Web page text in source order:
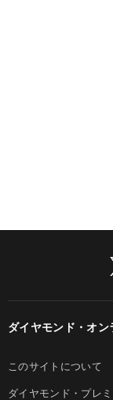
ダイヤモンド・オ
このサイトについて
ダイヤモンド・プレ